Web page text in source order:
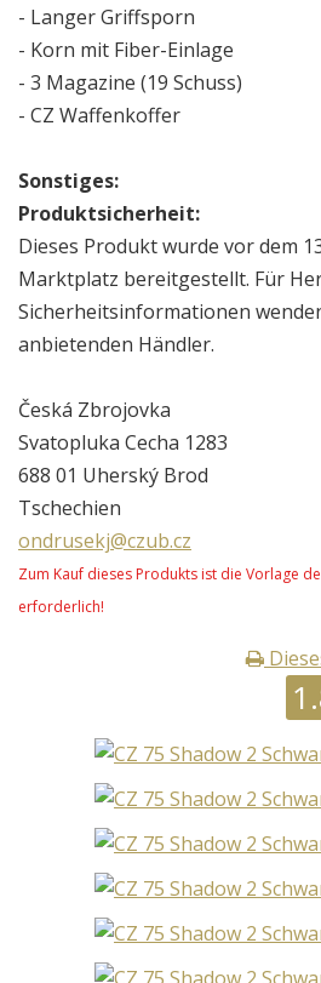
- Langer Griffsporn
- Korn mit Fiber-Einlage
- 3 Magazine (19 Schuss)
- CZ Waffenkoffer
Sonstiges:
Produktsicherheit:
Dieses Produkt wurde vor dem
Marktplatz bereitgestellt. Für
Sicherheitsinformationen
anbietenden Händler.
Česká Zbrojovka
Svatopluka Cecha 1283
688 01 Uherský Brod
Tschechien
ondrusekj@czub.cz
Zum Kauf dieses Produkts ist die Vorlage
erforderlich!